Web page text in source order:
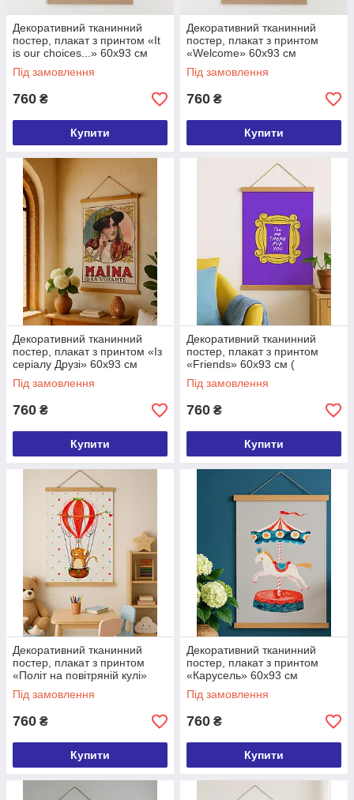
Декоративний тканинний
постер, плакат з принтом «It
is our choices...» 60х93 см
(TPSR_22S079)
Під замовлення
760 ₴
Купити
Декоративний тканинний
постер, плакат з принтом
«Welcome» 60х93 см
(TPSR_23NY022)
Під замовлення
760 ₴
Купити
Декоративний тканинний
постер, плакат з принтом «Із
серіалу Друзі» 60х93 см
(TPSR_22S077)
Під замовлення
760 ₴
Купити
Декоративний тканинний
постер, плакат з принтом
«Friends» 60х93 см (
TPSR_22S076)
Під замовлення
760 ₴
Купити
Декоративний тканинний
постер, плакат з принтом
«Політ на повітряній кулі»
60х93 см (TPSR_22S075)
Під замовлення
760 ₴
Купити
Декоративний тканинний
постер, плакат з принтом
«Карусель» 60х93 см
(TPSR_22S074)
Під замовлення
760 ₴
Купити